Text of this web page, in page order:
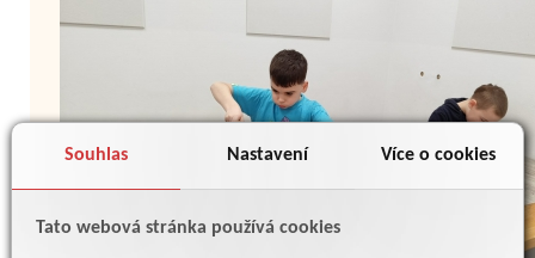
Souhlas Nastavení Více o cookies
Tato webová stránka používá cookies